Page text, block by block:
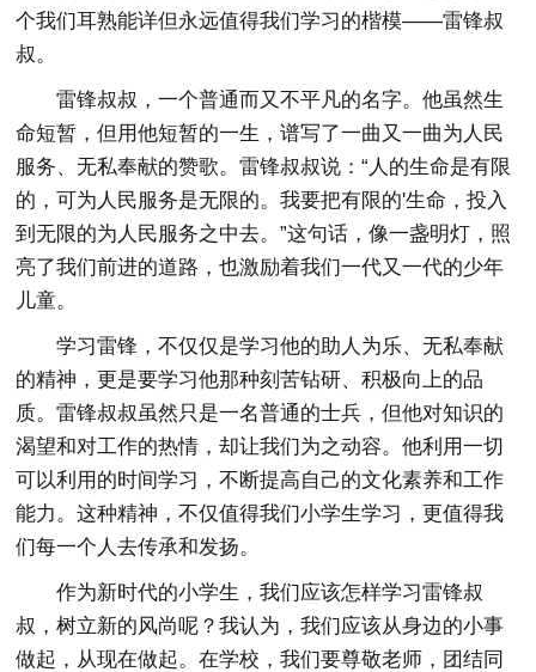
个我们耳熟能详但永远值得我们学习的楷模——雷锋叔
叔。
雷锋叔叔，一个普通而又不平凡的名字。他虽然生
命短暂，但用他短暂的一生，谱写了一曲又一曲为人民
服务、无私奉献的赞歌。雷锋叔叔说：“人的生命是有限
的，可为人民服务是无限的。我要把有限的'生命，投入
到无限的为人民服务之中去。”这句话，像一盏明灯，照
亮了我们前进的道路，也激励着我们一代又一代的少年
儿童。
学习雷锋，不仅仅是学习他的助人为乐、无私奉献
的精神，更是要学习他那种刻苦钻研、积极向上的品
质。雷锋叔叔虽然只是一名普通的士兵，但他对知识的
渴望和对工作的热情，却让我们为之动容。他利用一切
可以利用的时间学习，不断提高自己的文化素养和工作
能力。这种精神，不仅值得我们小学生学习，更值得我
们每一个人去传承和发扬。
作为新时代的小学生，我们应该怎样学习雷锋叔
叔，树立新的风尚呢？我认为，我们应该从身边的小事
做起，从现在做起。在学校，我们要尊敬老师，团结同